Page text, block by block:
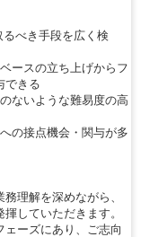
べき手段を広く検
ースの立ち上げからフ
できる
ないような難易度の高
の接点機会・関与が多
理解を深めながら、
していただきます。
ーズにあり、ご志向